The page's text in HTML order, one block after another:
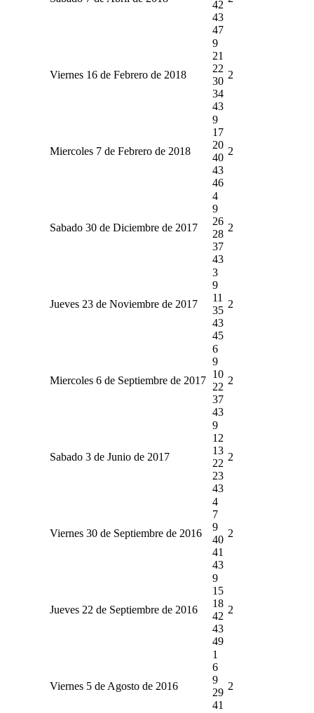
42
43
47
Viernes 16 de Febrero de 2018
9
21
22
30
34
43
2
Miercoles 7 de Febrero de 2018
9
17
20
40
43
46
2
Sabado 30 de Diciembre de 2017
4
9
26
28
37
43
2
Jueves 23 de Noviembre de 2017
3
9
11
35
43
45
2
Miercoles 6 de Septiembre de 2017
6
9
10
22
37
43
2
Sabado 3 de Junio de 2017
9
12
13
22
23
43
2
Viernes 30 de Septiembre de 2016
4
7
9
40
41
43
2
Jueves 22 de Septiembre de 2016
9
15
18
42
43
49
2
Viernes 5 de Agosto de 2016
1
6
9
29
41
2